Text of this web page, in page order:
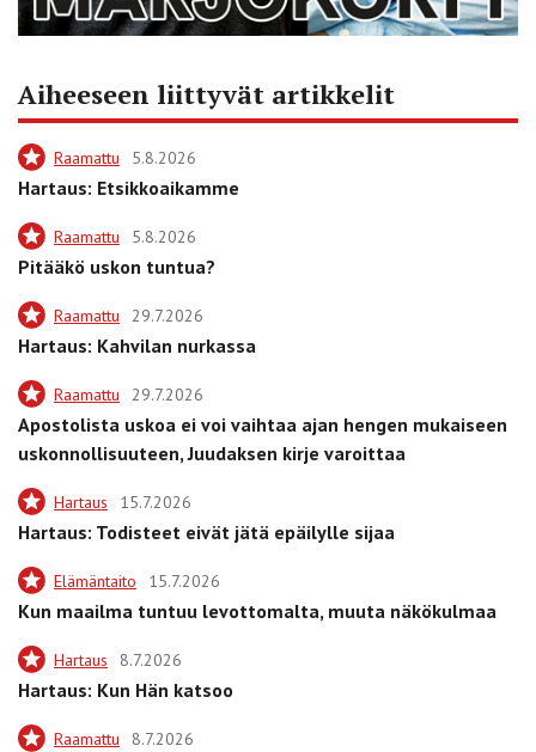
Aiheeseen liittyvät artikkelit
Raamattu 5.8.2026
Hartaus: Etsikkoaikamme
Raamattu 5.8.2026
Pitääkö uskon tuntua?
Raamattu 29.7.2026
Hartaus: Kahvilan nurkassa
Raamattu 29.7.2026
Apostolista uskoa ei voi vaihtaa ajan hengen mukaiseen
uskonnollisuuteen, Juudaksen kirje varoittaa
Hartaus 15.7.2026
Hartaus: Todisteet eivät jätä epäilylle sijaa
Elämäntaito 15.7.2026
Kun maailma tuntuu levottomalta, muuta näkökulmaa
Hartaus 8.7.2026
Hartaus: Kun Hän katsoo
Raamattu 8.7.2026